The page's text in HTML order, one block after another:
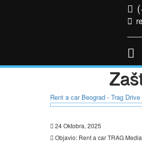
Rent a car Beograd - Trag Drive
24 Oktobra, 2025
Objavio: Rent a car TRAG Media